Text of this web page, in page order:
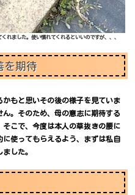
れました。使い慣れてくれるといいのですが、、、
を期待
もと思いその後の様子を見ていま
。そのため、母の意志に期待する
こで、今度は本人の草抜きの腰に
使ってもらえるよう、まずは私自
した。